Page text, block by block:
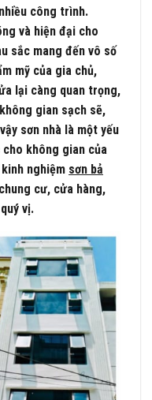
công trình.
và hiện đại cho
sắc mang đến vô số
mỹ của gia chủ,
lại càng quan trọng,
gian sạch sẽ,
sơn nhà là một yếu
không gian của
nghiệm sơn bả
cư, cửa hàng,
vị.